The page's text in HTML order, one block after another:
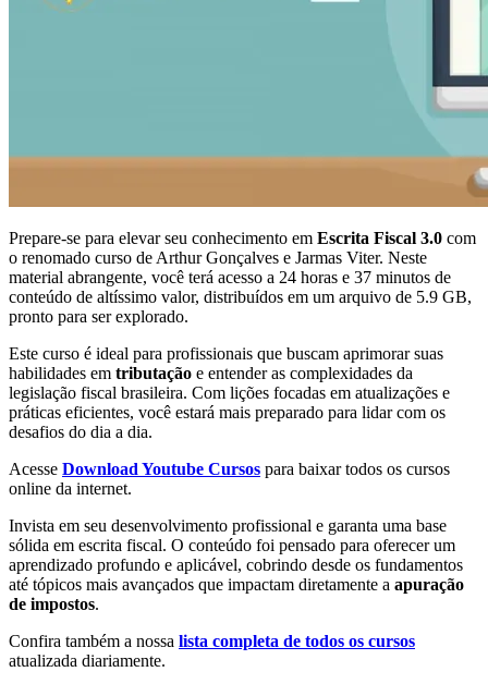
Prepare-se para elevar seu conhecimento em Escrita Fiscal 3.0 com
o renomado curso de Arthur Gonçalves e Jarmas Viter. Neste
material abrangente, você terá acesso a 24 horas e 37 minutos de
conteúdo de altíssimo valor, distribuídos em um arquivo de 5.9 GB,
pronto para ser explorado.
Este curso é ideal para profissionais que buscam aprimorar suas
habilidades em tributação e entender as complexidades da
legislação fiscal brasileira. Com lições focadas em atualizações e
práticas eficientes, você estará mais preparado para lidar com os
desafios do dia a dia.
Acesse Download Youtube Cursos para baixar todos os cursos
online da internet.
Invista em seu desenvolvimento profissional e garanta uma base
sólida em escrita fiscal. O conteúdo foi pensado para oferecer um
aprendizado profundo e aplicável, cobrindo desde os fundamentos
até tópicos mais avançados que impactam diretamente a apuração
de impostos.
Confira também a nossa lista completa de todos os cursos
atualizada diariamente.